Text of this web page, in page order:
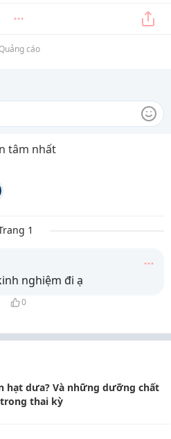
cáo
tâm nhất
1
nghiệm đi ạ
0
hạt dưa? Và những dưỡng chất
thai kỳ